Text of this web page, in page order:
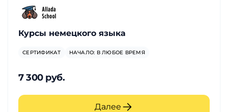
Курсы немецкого языка
СЕРТИФИКАТ НАЧАЛО: В ЛЮБОЕ ВРЕМЯ
7 300 руб.
Далее